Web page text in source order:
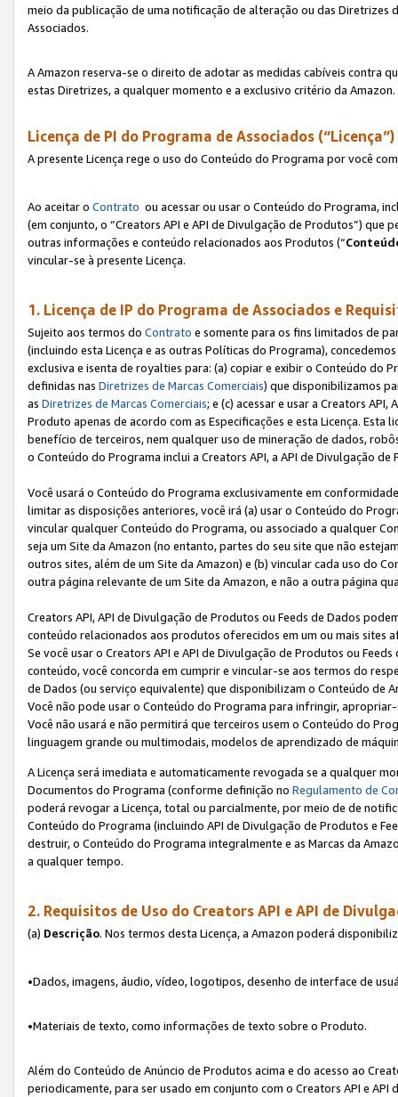
meio da publicação de uma notificação de alteração ou das Diretrizes
Associados.
A Amazon reserva-se o direito de adotar as medidas cabíveis contra
estas Diretrizes, a qualquer momento e a exclusivo critério da Amazon.
Licença de PI do Programa de Associados (“Licença”)
A presente Licença rege o uso do Conteúdo do Programa por você
Ao aceitar o Contrato ou acessar ou usar o Conteúdo do Programa,
(em conjunto, o “Creators API e API de Divulgação de Produtos”)
outras informações e conteúdo relacionados aos Produtos (“
vincular-se à presente Licença.
1. Licença de IP do Programa de Associados e
Sujeito aos termos do Contrato e somente para os fins limitados de
(incluindo esta Licença e as outras Políticas do Programa),
exclusiva e isenta de royalties para: (a) copiar e exibir o Conteúdo do
definidas nas Diretrizes de Marcas Comerciais) que disponibilizamos
as Diretrizes de Marcas Comerciais; e (c) acessar e usar a Creators
Produto apenas de acordo com as Especificações e esta Licença.
benefício de terceiros, nem qualquer uso de mineração de dados,
o Conteúdo do Programa inclui a Creators API, a API de Divulgação
Você usará o Conteúdo do Programa exclusivamente em
limitar as disposições anteriores, você irá (a) usar o Conteúdo do
vincular qualquer Conteúdo do Programa, ou associado a qualquer
seja um Site da Amazon (no entanto, partes do seu site que não
outros sites, além de um Site da Amazon) e (b) vincular cada uso do
outra página relevante de um Site da Amazon, e não a outra página
Creators API, API de Divulgação de Produtos ou Feeds de Dados
conteúdo relacionados aos produtos oferecidos em um ou mais sites
Se você usar o Creators API e API de Divulgação de Produtos ou
conteúdo, você concorda em cumprir e vincular-se aos termos do
de Dados (ou serviço equivalente) que disponibilizam o Conteúdo de
Você não pode usar o Conteúdo do Programa para infringir,
Você não usará e não permitirá que terceiros usem o Conteúdo do
linguagem grande ou multimodais, modelos de aprendizado de
A Licença será imediata e automaticamente revogada se a qualquer
Documentos do Programa (conforme definição no Regulamento de
poderá revogar a Licença, total ou parcialmente, por meio de de
Conteúdo do Programa (incluindo API de Divulgação de Produtos e
destruir, o Conteúdo do Programa integralmente e as Marcas da
a qualquer tempo.
2. Requisitos de Uso do Creators API e API de
(a) Descrição. Nos termos desta Licença, a Amazon poderá
•Dados, imagens, áudio, vídeo, logotipos, desenho de interface de
•Materiais de texto, como informações de texto sobre o Produto.
Além do Conteúdo de Anúncio de Produtos acima e do acesso ao
periodicamente, para ser usado em conjunto com o Creators API e